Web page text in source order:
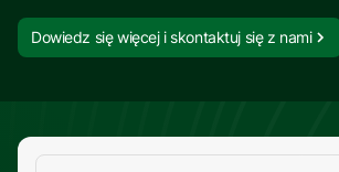
Dowiedz się więcej i skontaktuj się z nami